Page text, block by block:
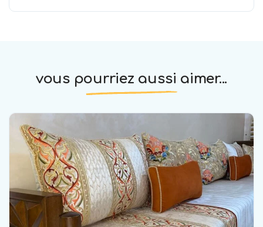
vous pourriez aussi aimer...